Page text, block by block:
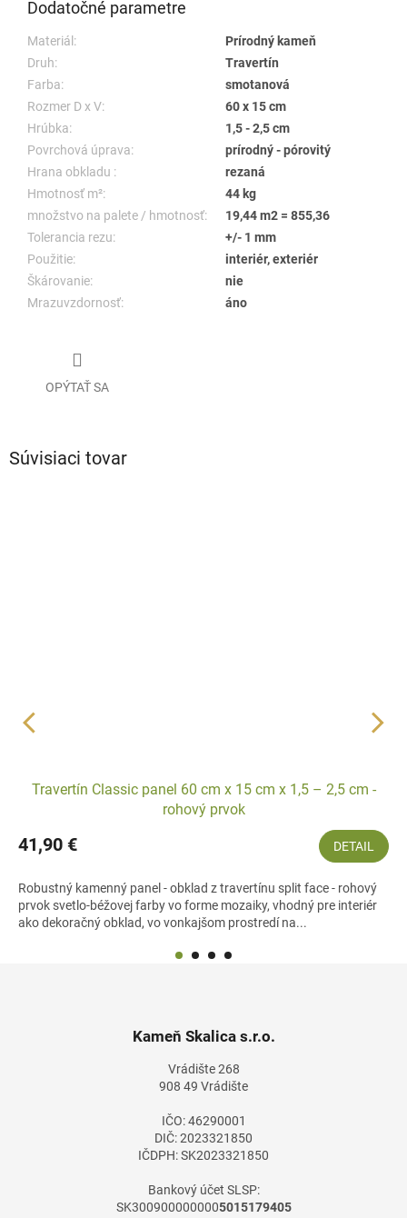
Dodatočné parametre
Materiál:
Prírodný kameň
Druh:
Travertín
Farba:
smotanová
Rozmer D x V:
60 x 15 cm
Hrúbka:
1,5 - 2,5 cm
Povrchová úprava:
prírodný - pórovitý
Hrana obkladu :
rezaná
Hmotnosť m²:
44 kg
množstvo na palete / hmotnosť:
19,44 m2 = 855,36
Tolerancia rezu:
+/- 1 mm
Použitie:
interiér, exteriér
Škárovanie:
nie
Mrazuvzdornosť:
áno
OPÝTAŤ SA
Súvisiaci tovar
Travertín Classic panel 60 cm x 15 cm x 1,5 – 2,5 cm -
rohový prvok
41,90 € DETAIL
Robustný kamenný panel - obklad z travertínu split face - rohový
prvok svetlo-béžovej farby vo forme mozaiky, vhodný pre interiér
ako dekoračný obklad, vo vonkajšom prostredí na...
Kameň Skalica s.r.o.
Vrádište 268
908 49 Vrádište
IČO: 46290001
DIČ: 2023321850
IČDPH: SK2023321850
Bankový účet SLSP:
SK3009000000005015179405